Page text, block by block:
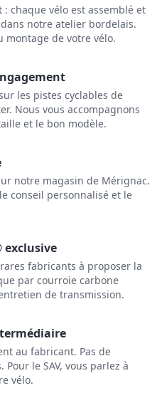
chaque vélo est assemblé et
notre atelier bordelais.
montage de votre vélo.
les pistes cyclables de
Nous vous accompagnons
et le bon modèle.
notre magasin de Mérignac.
conseil personnalisé et le
exclusive
fabricants à proposer la
par courroie carbone
de transmission.
au fabricant. Pas de
le SAV, vous parlez à
vélo.